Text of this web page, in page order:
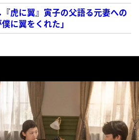
『虎に翼』寅子の父語る元妻への
に翼をくれた」